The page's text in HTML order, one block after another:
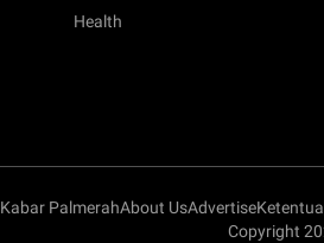
Health
Kabar PalmerahAbout UsAdvertise
Copyright